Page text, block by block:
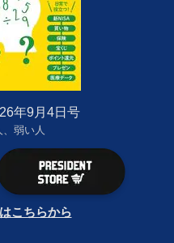
年9月4日号
弱い人
こちらから